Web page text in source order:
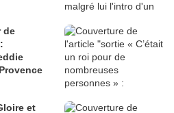
de
et